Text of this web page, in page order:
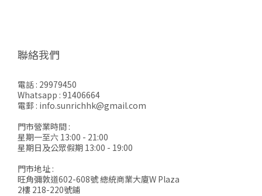
聯絡我們
電話 : 29979450
Whatsapp : 91406664
電郵 : info.sunrichhk@gmail.com
門市營業時間 :
星期一至六 13:00 - 21:00
星期日及公眾假期 13:00 - 19:00
門市地址 :
旺角彌敦道602-608號 總統商業大廈W Plaza
2樓 218-220號鋪